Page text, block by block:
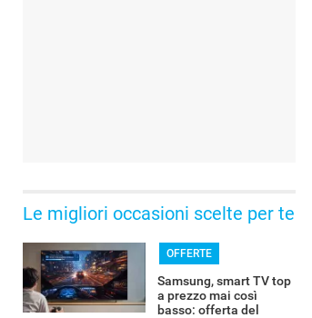
Le migliori occasioni scelte per te
OFFERTE
Samsung, smart TV top
a prezzo mai così
basso: offerta del